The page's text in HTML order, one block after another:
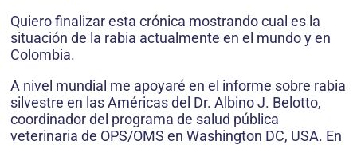
Quiero finalizar esta crónica mostrando cual es la
situación de la rabia actualmente en el mundo y en
Colombia.
A nivel mundial me apoyaré en el informe sobre rabia
silvestre en las Américas del Dr. Albino J. Belotto,
coordinador del programa de salud pública
veterinaria de OPS/OMS en Washington DC, USA. En